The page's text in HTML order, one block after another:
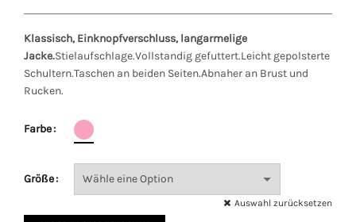
Klassisch, Einknopfverschluss, langarmelige
Jacke.Stielaufschlage.Vollstandig gefuttert.Leicht gepolsterte
Schultern.Taschen an beiden Seiten.Abnaher an Brust und
Rucken.
Farbe
Größe
Auswahl zurücksetzen